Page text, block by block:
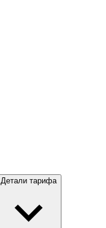
Детали тарифа